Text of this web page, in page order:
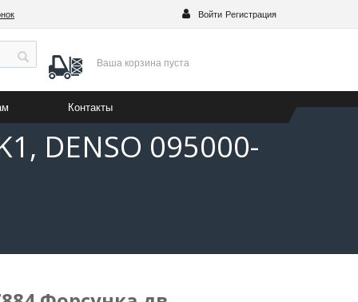
Войти Регистрация
Ваша корзина пуста
Контакты
DENSO 095000-